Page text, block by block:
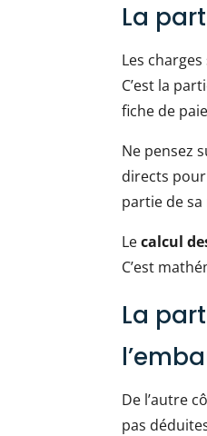
La
Les
C’est la
fiche de
Ne pensez
directs pour
partie de sa
Lecalcul
C’est
La
De l’autre
pas